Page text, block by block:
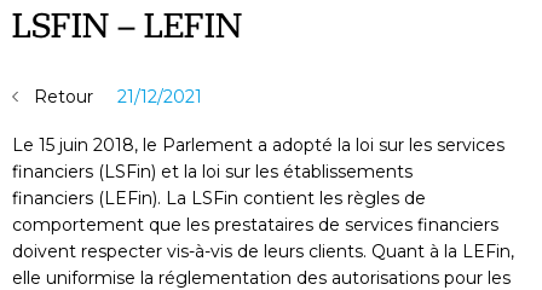
LSFIN – LEFIN
21/12/2021
Retour
Le 15 juin 2018, le Parlement a adopté la loi sur les services
financiers (LSFin) et la loi sur les établissements
financiers (LEFin). La LSFin contient les règles de
comportement que les prestataires de services financiers
doivent respecter vis-à-vis de leurs clients. Quant à la LEFin,
elle uniformise la réglementation des autorisations pour les